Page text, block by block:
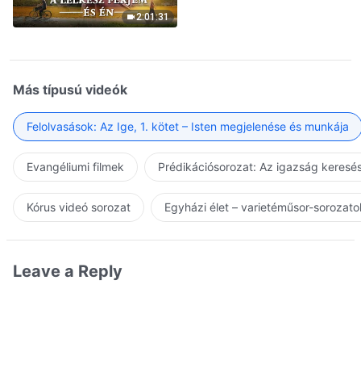
2:01:31
Más típusú videók
Felolvasások: Az Ige, 1. kötet – Isten megjelenése és munkája
Evangéliumi filmek Prédikációsorozat: Az igazság
Kórus videó sorozat Egyházi élet – varietéműsor-
Leave a Reply